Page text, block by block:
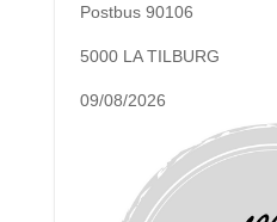
Postbus 90106
5000 LA TILBURG
09/08/2026